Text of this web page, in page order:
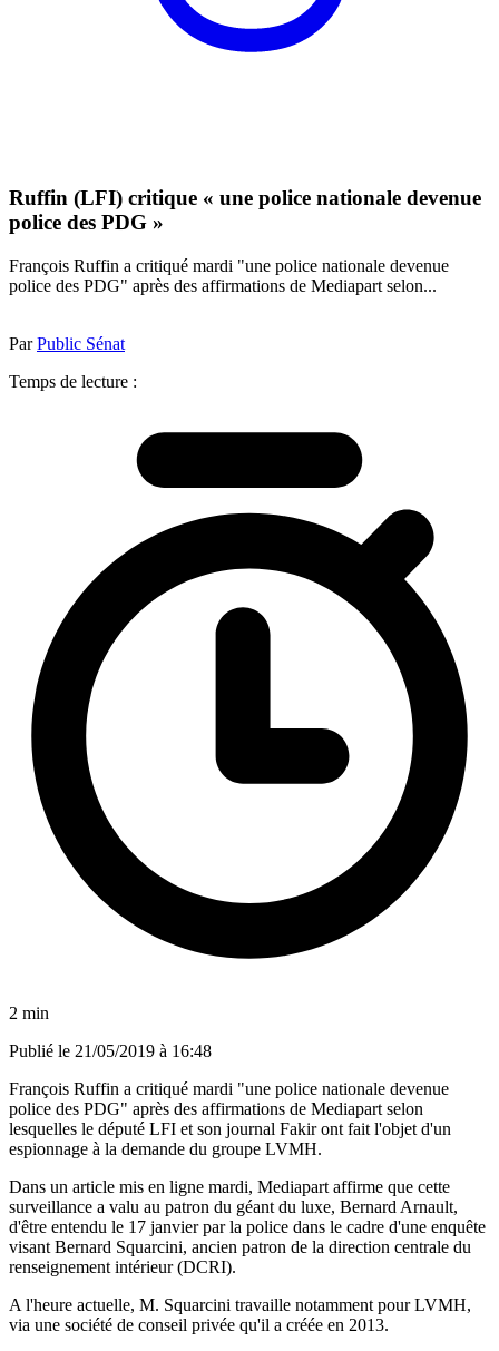
Ruffin (LFI) critique « une police nationale devenue
police des PDG »
François Ruffin a critiqué mardi "une police nationale devenue
police des PDG" après des affirmations de Mediapart selon...
ParPublic Sénat
Temps de lecture :
2 min
Publié le 21/05/2019 à 16:48
François Ruffin a critiqué mardi "une police nationale devenue
police des PDG" après des affirmations de Mediapart selon
lesquelles le député LFI et son journal Fakir ont fait l'objet d'un
espionnage à la demande du groupe LVMH.
Dans un article mis en ligne mardi, Mediapart affirme que cette
surveillance a valu au patron du géant du luxe, Bernard Arnault,
d'être entendu le 17 janvier par la police dans le cadre d'une enquête
visant Bernard Squarcini, ancien patron de la direction centrale du
renseignement intérieur (DCRI).
A l'heure actuelle, M. Squarcini travaille notamment pour LVMH,
via une société de conseil privée qu'il a créée en 2013.